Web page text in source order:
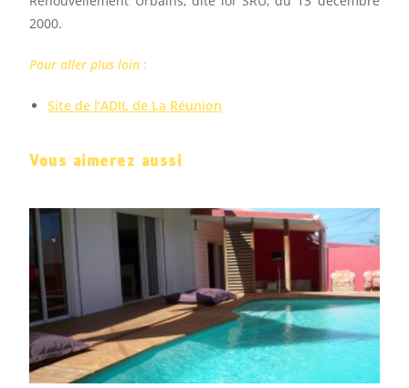
2000.
Pour aller plus loin :
Site de l’ADIL de La Réunion
Vous aimerez aussi